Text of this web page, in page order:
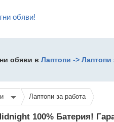
обяви!
обяви в Лаптопи ->
Лаптопи за работа
100% Батерия!